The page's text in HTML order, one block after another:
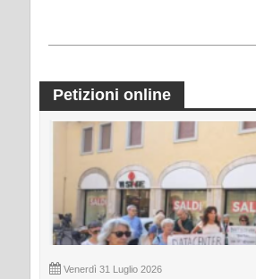
Petizioni online
Venerdì 31 Luglio 2026